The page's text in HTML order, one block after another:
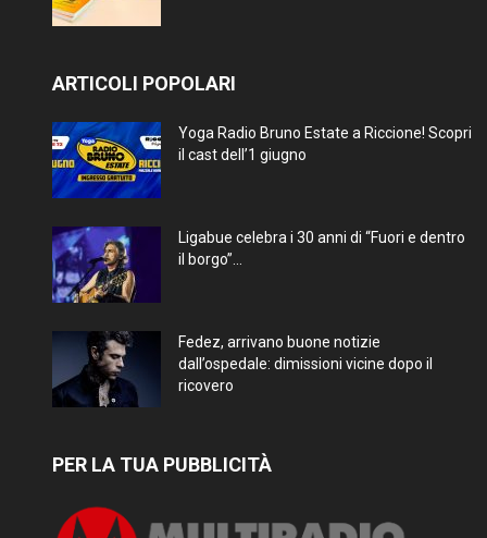
ARTICOLI POPOLARI
Yoga Radio Bruno Estate a Riccione! Scopri
il cast dell’1 giugno
Ligabue celebra i 30 anni di “Fuori e dentro
il borgo”...
Fedez, arrivano buone notizie
dall’ospedale: dimissioni vicine dopo il
ricovero
PER LA TUA PUBBLICITÀ